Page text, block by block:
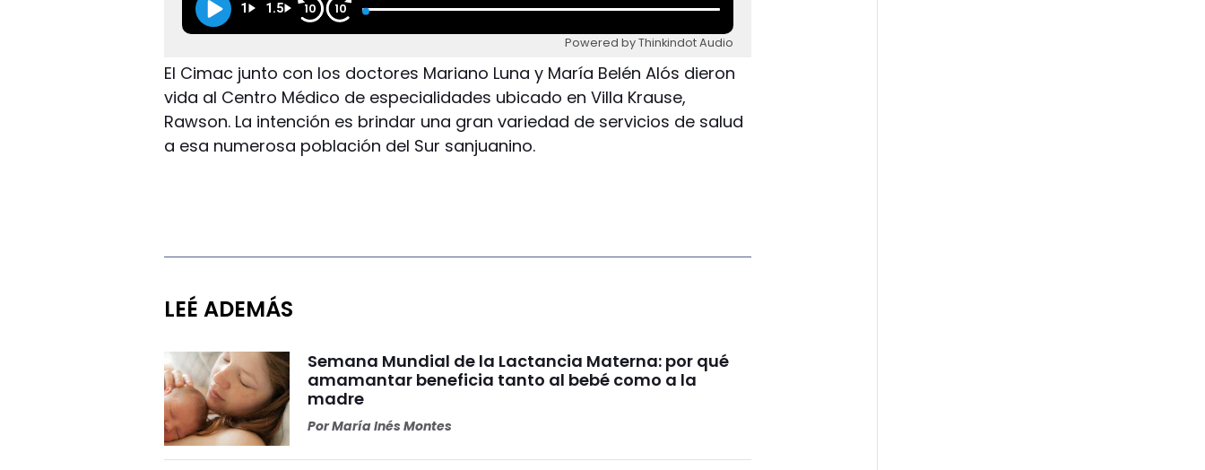
1 1.5 10 10
Powered by Thinkindot Audio
El Cimac junto con los doctores Mariano Luna y María Belén Alós dieron
vida al Centro Médico de especialidades ubicado en Villa Krause,
Rawson. La intención es brindar una gran variedad de servicios de salud
a esa numerosa población del Sur sanjuanino.
LEÉ ADEMÁS
Semana Mundial de la Lactancia Materna: por qué
amamantar beneficia tanto al bebé como a la
madre
PorMaría Inés Montes